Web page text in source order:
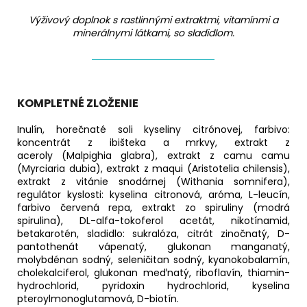
Výživový doplnok s rastlinnými extraktmi, vitamínmi a
minerálnymi látkami, so sladidlom.
KOMPLETNÉ ZLOŽENIE
Inulín, horečnaté soli kyseliny citrónovej, farbivo:
koncentrát z ibišteka a mrkvy, extrakt z
aceroly (Malpighia glabra), extrakt z camu camu
(Myrciaria dubia), extrakt z maqui (Aristotelia chilensis),
extrakt z vitánie snodárnej (Withania somnifera),
regulátor kyslosti: kyselina citronová, aróma, L-leucín,
farbivo červená repa, extrakt zo spiruliny (modrá
spirulina), DL-alfa-tokoferol acetát, nikotínamid,
betakarotén, sladidlo: sukralóza, citrát zinočnatý, D-
pantothenát vápenatý, glukonan manganatý,
molybdénan sodný, seleničitan sodný, kyanokobalamín,
cholekalciferol, glukonan meďnatý, riboflavín, thiamin-
hydrochlorid, pyridoxin hydrochlorid, kyselina
pteroylmonoglutamová, D-biotín.